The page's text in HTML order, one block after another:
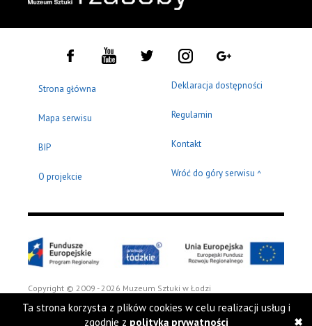
Strona główna
Mapa serwisu
BIP
O projekcie
Deklaracja dostępności
Regulamin
Kontakt
Wróć do góry serwisu ^
Copyright © 2009 - 2026 Muzeum Sztuki w Łodzi
Ta strona korzysta z plików cookies w celu realizacji usług i
zgodnie z polityką prywatności